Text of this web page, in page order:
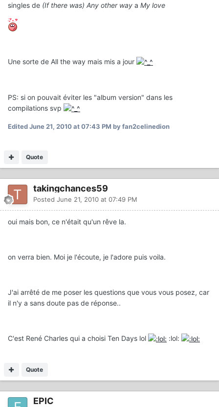
singles de (If there was) Any other way a My love
Une sorte de All the way mais mis a jour
PS: si on pouvait éviter les "album version" dans les
compilations svp
EditedJune 21, 2010 at 07:43 PM by fan2celinedion
Quote
takingchances59
Posted June 21, 2010 at 07:49 PM
oui mais bon, ce n'était qu'un rêve la.
on verra bien. Moi je l'écoute, je l'adore puis voila.
J'ai arrêté de me poser les questions que vous vous posez, car
il n'y a sans doute pas de réponse..
C'est René Charles qui a choisi Ten Days lol :lol:
Quote
EPIC